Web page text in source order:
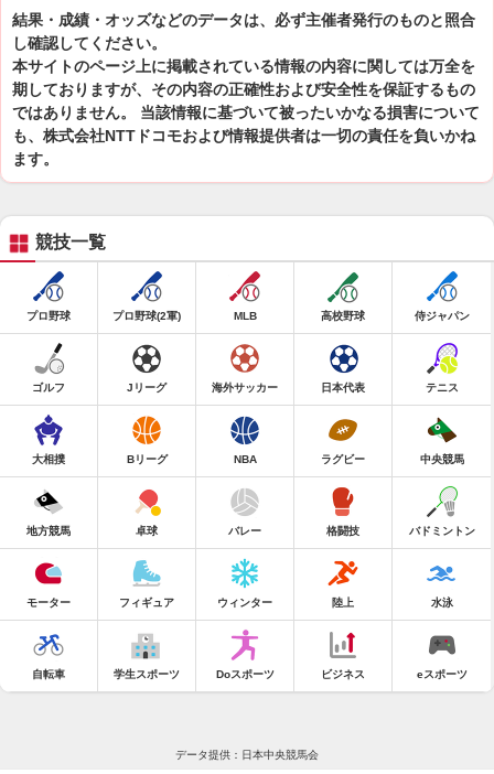
結果・成績・オッズなどのデータは、必ず主催者発行のものと照合
し確認してください。
本サイトのページ上に掲載されている情報の内容に関しては万全を
期しておりますが、その内容の正確性および安全性を保証するもの
ではありません。 当該情報に基づいて被ったいかなる損害について
も、株式会社NTTドコモおよび情報提供者は一切の責任を負いかね
ます。
競技一覧
プロ野球 プロ野球(2軍) MLB 高校野球 侍ジャパン
ゴルフ Jリーグ 海外サッカー 日本代表 テニス
大相撲 Bリーグ NBA ラグビー 中央競馬
地方競馬 卓球 バレー 格闘技 バドミントン
モーター フィギュア ウィンター 陸上 水泳
自転車 学生スポーツ Doスポーツ ビジネス eスポーツ
データ提供：日本中央競馬会